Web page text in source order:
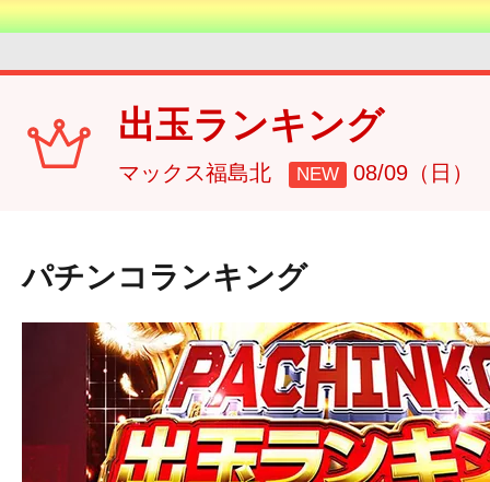
出玉ランキング
マックス福島北 NEW 08/09（日）
パチンコランキング